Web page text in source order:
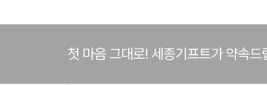
첫 마음 그대로! 세종기프트가 약속드